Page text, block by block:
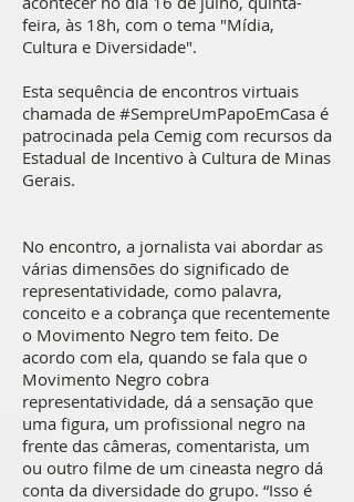
feira, às 18h, com o tema "Mídia,
Cultura e Diversidade".
Esta sequência de encontros virtuais
chamada de #SempreUmPapoEmCasa é
patrocinada pela Cemig com recursos da
Estadual de Incentivo à Cultura de Minas
Gerais.
No encontro, a jornalista vai abordar as
várias dimensões do significado de
representatividade, como palavra,
conceito e a cobrança que recentemente
o Movimento Negro tem feito. De
acordo com ela, quando se fala que o
Movimento Negro cobra
representatividade, dá a sensação que
uma figura, um profissional negro na
frente das câmeras, comentarista, um
ou outro filme de um cineasta negro dá
conta da diversidade do grupo. “Isso é